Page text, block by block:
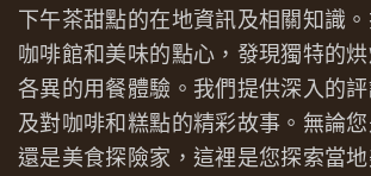
下午茶甜點的在地資訊及相關知識
咖啡館和美味的點心，發現獨特的
各異的用餐體驗。我們提供深入的
及對咖啡和糕點的精彩故事。無論
還是美食探險家，這裡是您探索當